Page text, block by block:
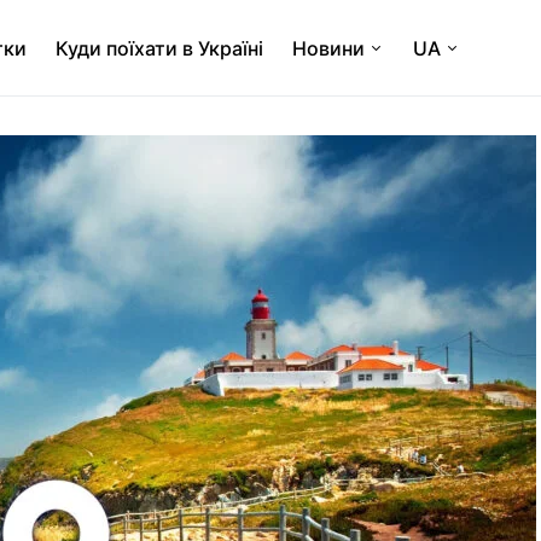
Куди поїхати в Україні Новини UA